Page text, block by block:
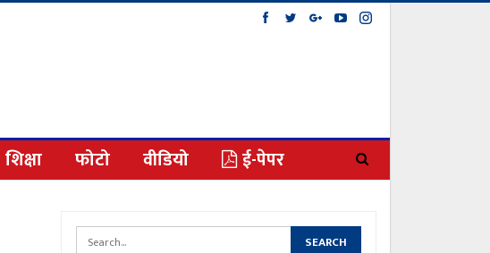
शिक्षा फोटो वीडियो ई-पेपर